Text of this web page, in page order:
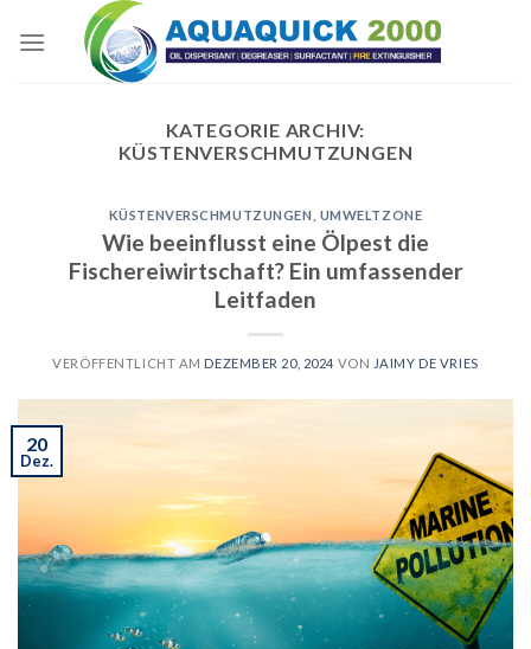
KATEGORIE ARCHIV:
KÜSTENVERSCHMUTZUNGEN
KÜSTENVERSCHMUTZUNGEN UMWELTZONE
Wie beeinflusst eine Ölpest die
Fischereiwirtschaft? Ein umfassender
Leitfaden
VERÖFFENTLICHT AM DEZEMBER 20, 2024 VON JAIMY DE VRIES
20
Dez.